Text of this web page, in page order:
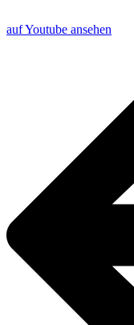
auf Youtube ansehen